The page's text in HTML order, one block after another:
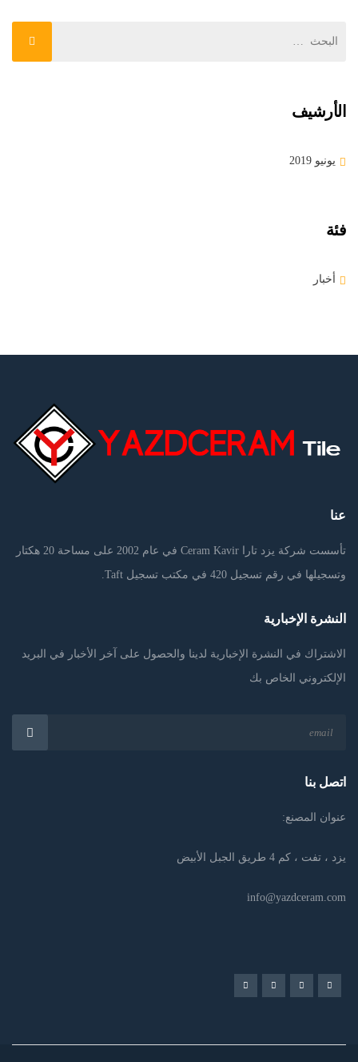
الأرشيف
يونيو 2019
فئة
أخبار
عنا
تأسست شركة يزد تارا Ceram Kavir في عام 2002 على مساحة 20 هكتار
وتسجيلها في رقم تسجيل 420 في مكتب تسجيل Taft.
النشرة الإخبارية
الاشتراك في النشرة الإخبارية لدينا والحصول على آخر الأخبار في البريد
الإلكتروني الخاص بك
اتصل بنا
عنوان المصنع:
يزد ، تفت ، كم 4 طريق الجبل الأبيض
info@yazdceram.com